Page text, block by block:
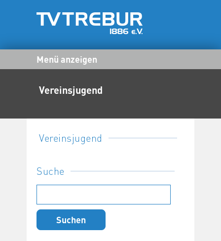
Menü anzeigen
Vereinsjugend
Vereinsjugend
Suche
nach: